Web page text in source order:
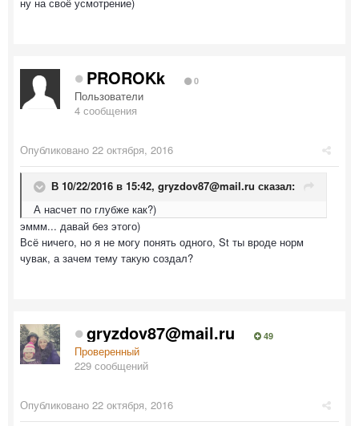
ну на своё усмотрение)
PROROKk 0
Пользователи
4 сообщения
Опубликовано 22 октября, 2016
В 10/22/2016 в 15:42, gryzdov87@mail.ru сказал:
А насчет по глубже как?)
эммм... давай без этого)
Всё ничего, но я не могу понять одного, St ты вроде норм
чувак, а зачем тему такую создал?
gryzdov87@mail.ru 49
Проверенный
229 сообщений
Опубликовано 22 октября, 2016